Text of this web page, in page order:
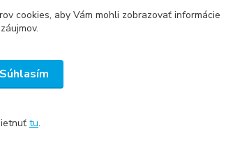
cookies, aby Vám mohli zobrazovať informácie
Súhlasím
tu.